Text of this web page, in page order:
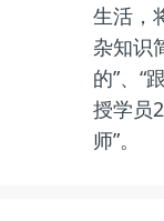
生活，
杂知识
的”、“
授学员
师”。